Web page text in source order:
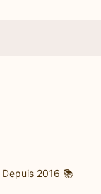
Depuis 2016 📚